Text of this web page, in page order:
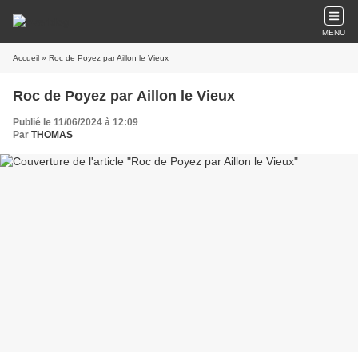
MENU
Accueil » Roc de Poyez par Aillon le Vieux
Roc de Poyez par Aillon le Vieux
Publié le 11/06/2024 à 12:09
Par THOMAS